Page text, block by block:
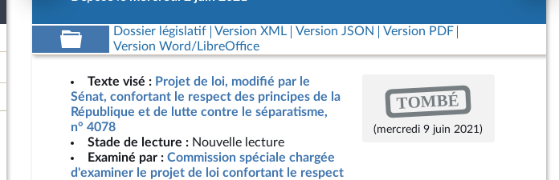
Dossier législatif Version XML Version JSON
Version PDF
Version Word/LibreOffice
Texte visé : Projet de loi, modifié par le
Sénat, confortant le respect des principes de la
République et de lutte contre le séparatisme,
n° 4078
Stade de lecture : Nouvelle lecture
Examiné par : Commission spéciale chargée
d'examiner le projet de loi confortant le respect
TOMBÉ
(mercredi 9 juin 2021)